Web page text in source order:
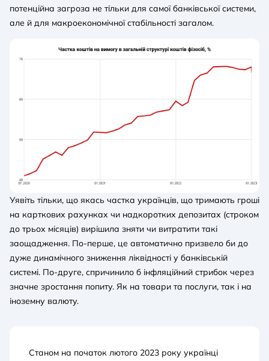
потенційна загроза не тільки для самої банківської системи,
але й для макроекономічної стабільності загалом.
Уявіть тільки, що якась частка українців, що тримають гроші
на карткових рахунках чи надкоротких депозитах (строком
до трьох місяців) вирішила зняти чи витратити такі
заощадження. По-перше, це автоматично призвело би до
дуже динамічного зниження ліквідності у банківській
системі. По-друге, спричинило б інфляційний стрибок через
значне зростання попиту. Як на товари та послуги, так і на
іноземну валюту.
Станом на початок лютого 2023 року українці